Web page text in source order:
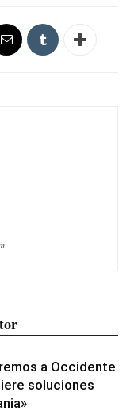
a Occidente
soluciones